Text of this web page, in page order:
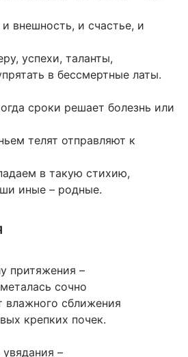
внешность, и счастье, и
успехи, таланты,
в бессмертные латы.
сроки решает болезнь или
телят отправляют к
в такую стихию,
иные – родные.
притяжения –
сочно
влажного сближения
крепких почек.
–